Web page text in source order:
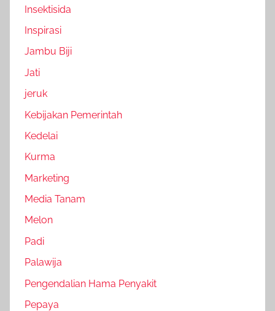
Insektisida
Inspirasi
Jambu Biji
Jati
jeruk
Kebijakan Pemerintah
Kedelai
Kurma
Marketing
Media Tanam
Melon
Padi
Palawija
Pengendalian Hama Penyakit
Pepaya